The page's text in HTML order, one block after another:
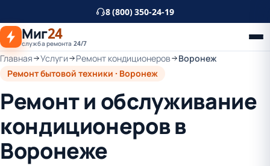
основному
контенту
8 (800) 350-24-19
Миг24
служба ремонта 24/7
Главная Услуги Ремонт кондиционеров
Воронеж
Ремонт бытовой техники · Воронеж
Ремонт и обслуживание
кондиционеров в
Воронеже